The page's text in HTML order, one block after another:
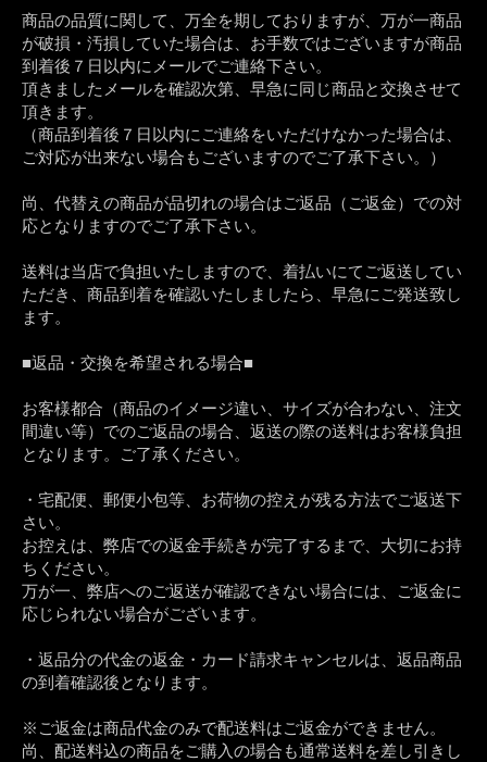
商品の品質に関して、万全を期しておりますが、万が一商品
が破損・汚損していた場合は、お手数ではございますが商品
到着後７日以内にメールでご連絡下さい。
頂きましたメールを確認次第、早急に同じ商品と交換させて
頂きます。
（商品到着後７日以内にご連絡をいただけなかった場合は、
ご対応が出来ない場合もございますのでご了承下さい。）
尚、代替えの商品が品切れの場合はご返品（ご返金）での対
応となりますのでご了承下さい。
送料は当店で負担いたしますので、着払いにてご返送してい
ただき、商品到着を確認いたしましたら、早急にご発送致し
ます。
■返品・交換を希望される場合■
お客様都合（商品のイメージ違い、サイズが合わない、注文
間違い等）でのご返品の場合、返送の際の送料はお客様負担
となります。ご了承ください。
・宅配便、郵便小包等、お荷物の控えが残る方法でご返送下
さい。
お控えは、弊店での返金手続きが完了するまで、大切にお持
ちください。
万が一、弊店へのご返送が確認できない場合には、ご返金に
応じられない場合がございます。
・返品分の代金の返金・カード請求キャンセルは、返品商品
の到着確認後となります。
※ご返金は商品代金のみで配送料はご返金ができません。
尚、配送料込の商品をご購入の場合も通常送料を差し引きし